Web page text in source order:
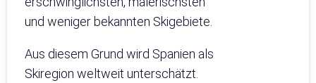
und weniger bekannten Skigebiete.
Aus diesem Grund wird Spanien als
Skiregion weltweit unterschätzt.